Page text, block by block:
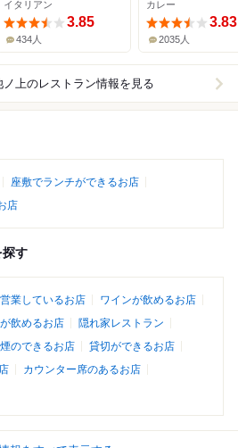
イタリアン
3.85
434人
カレー
3.83
2035人
ノ上のレストラン情報を見る
座敷でランチができるお店
店
探す
業しているお店
ワインが飲めるお店
飲めるお店
隠れ家レストラン
のできるお店
貸切ができるお店
カウンター席のあるお店